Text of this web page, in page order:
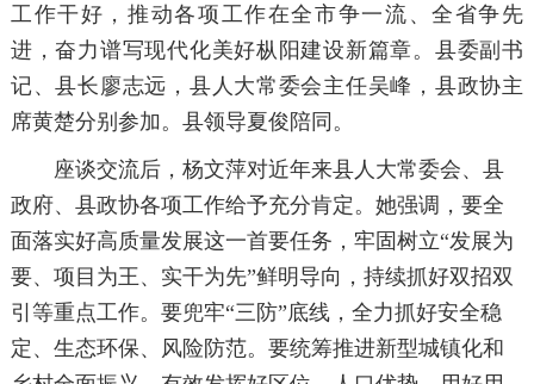
工作干好，推动各项工作在全市争一流、全省争先
进，奋力谱写现代化美好枞阳建设新篇章。县委副书
记、县长廖志远，县人大常委会主任吴峰，县政协主
席黄楚分别参加。县领导夏俊陪同。
座谈交流后，杨文萍对近年来县人大常委会、县
政府、县政协各项工作给予充分肯定。她强调，要全
面落实好高质量发展这一首要任务，牢固树立“发展为
要、项目为王、实干为先”鲜明导向，持续抓好双招双
引等重点工作。要兜牢“三防”底线，全力抓好安全稳
定、生态环保、风险防范。要统筹推进新型城镇化和